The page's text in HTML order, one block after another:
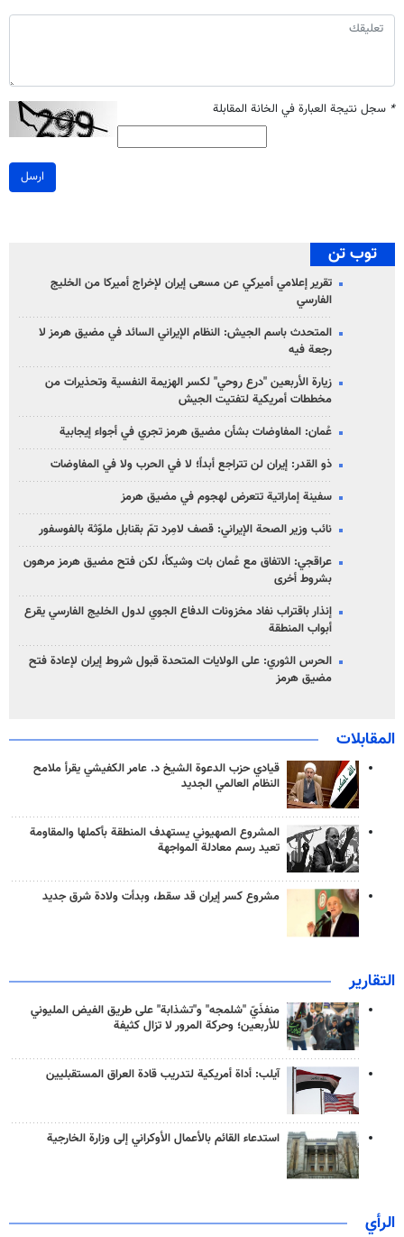
* سجل نتيجة العبارة في الخانة المقابلة
ارسل
توب تن
تقرير إعلامي أميركي عن مسعى إيران لإخراج أميركا من الخليج
الفارسي
المتحدث باسم الجيش: النظام الإيراني السائد في مضيق هرمز لا
رجعة فيه
زيارة الأربعين "درع روحي" لكسر الهزيمة النفسية وتحذيرات من
مخططات أمريكية لتفتيت الجيش
عُمان: المفاوضات بشأن مضيق هرمز تجري في أجواء إيجابية
ذو القدر: إيران لن تتراجع أبداً؛ لا في الحرب ولا في المفاوضات
سفينة إماراتية تتعرض لهجوم في مضيق هرمز
نائب وزير الصحة الإيراني: قصف لامِرد تمّ بقنابل ملوّثة بالفوسفور
عراقجي: الاتفاق مع عُمان بات وشيكاً، لكن فتح مضيق هرمز مرهون
بشروط أخرى
إنذار باقتراب نفاد مخزونات الدفاع الجوي لدول الخليج الفارسي يقرع
أبواب المنطقة
الحرس الثوري: على الولايات المتحدة قبول شروط إيران لإعادة فتح
مضيق هرمز
المقابلات
قيادي حزب الدعوة الشيخ د. عامر الكفيشي يقرأ ملامح
النظام العالمي الجديد
المشروع الصهيوني يستهدف المنطقة بأكملها والمقاومة
تعيد رسم معادلة المواجهة
مشروع كسر إيران قد سقط، وبدأت ولادة شرق جديد
التقارير
منفذَيّ "شلمجه" و"تشذابة" على طريق الفيض المليوني
للأربعين؛ وحركة المرور لا تزال كثيفة
آيلب: أداة أمريكية لتدريب قادة العراق المستقبليين
استدعاء القائم بالأعمال الأوكراني إلى وزارة الخارجية
الرأي